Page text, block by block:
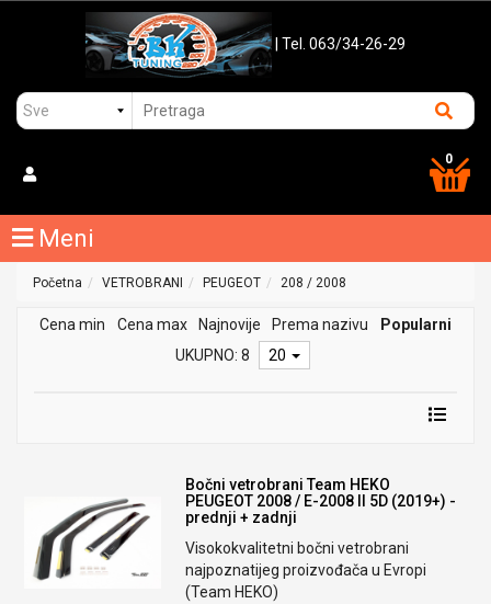
| Tel. 063/34-26-29
0
Meni
Početna VETROBRANI PEUGEOT 208 / 2008
Cena min Cena max Najnovije Prema nazivu
Popularni
UKUPNO: 8
20
Bočni vetrobrani Team HEKO
PEUGEOT 2008 / E-2008 II 5D (2019+) -
prednji + zadnji
Visokokvalitetni bočni vetrobrani
najpoznatijeg proizvođača u Evropi
(Team HEKO)